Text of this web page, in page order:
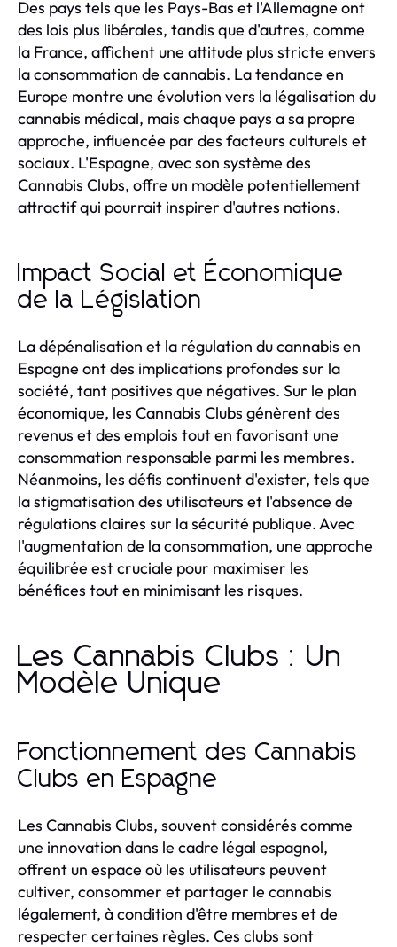
Des pays tels que les Pays-Bas et l'Allemagne ont
des lois plus libérales, tandis que d'autres, comme
la France, affichent une attitude plus stricte envers
la consommation de cannabis. La tendance en
Europe montre une évolution vers la légalisation du
cannabis médical, mais chaque pays a sa propre
approche, influencée par des facteurs culturels et
sociaux. L'Espagne, avec son système des
Cannabis Clubs, offre un modèle potentiellement
attractif qui pourrait inspirer d'autres nations.
Impact Social et Économique
de la Législation
La dépénalisation et la régulation du cannabis en
Espagne ont des implications profondes sur la
société, tant positives que négatives. Sur le plan
économique, les Cannabis Clubs génèrent des
revenus et des emplois tout en favorisant une
consommation responsable parmi les membres.
Néanmoins, les défis continuent d'exister, tels que
la stigmatisation des utilisateurs et l'absence de
régulations claires sur la sécurité publique. Avec
l'augmentation de la consommation, une approche
équilibrée est cruciale pour maximiser les
bénéfices tout en minimisant les risques.
Les Cannabis Clubs : Un
Modèle Unique
Fonctionnement des Cannabis
Clubs en Espagne
Les Cannabis Clubs, souvent considérés comme
une innovation dans le cadre légal espagnol,
offrent un espace où les utilisateurs peuvent
cultiver, consommer et partager le cannabis
légalement, à condition d'être membres et de
respecter certaines règles. Ces clubs sont